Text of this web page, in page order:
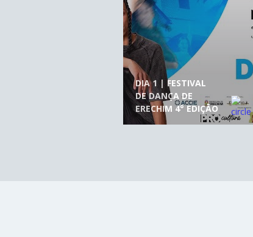
DIA 1 | FESTIVAL
DE DANÇA DE
ERECHIM 4° EDIÇÃO